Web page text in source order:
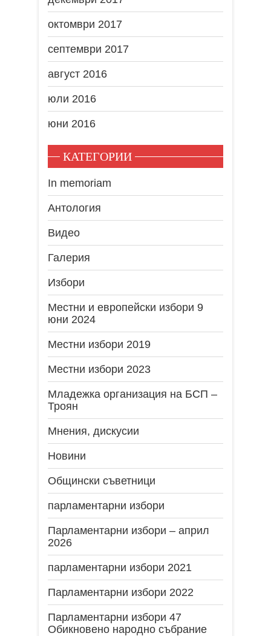
октомври 2017
септември 2017
август 2016
юли 2016
юни 2016
КАТЕГОРИИ
In memoriam
Антология
Видео
Галерия
Избори
Местни и европейски избори 9
юни 2024
Местни избори 2019
Местни избори 2023
Младежка организация на БСП –
Троян
Мнения, дискусии
Новини
Общински съветници
парламентарни избори
Парламентарни избори – април
2026
парламентарни избори 2021
Парламентарни избори 2022
Парламентарни избори 47
Обикновено народно събрание